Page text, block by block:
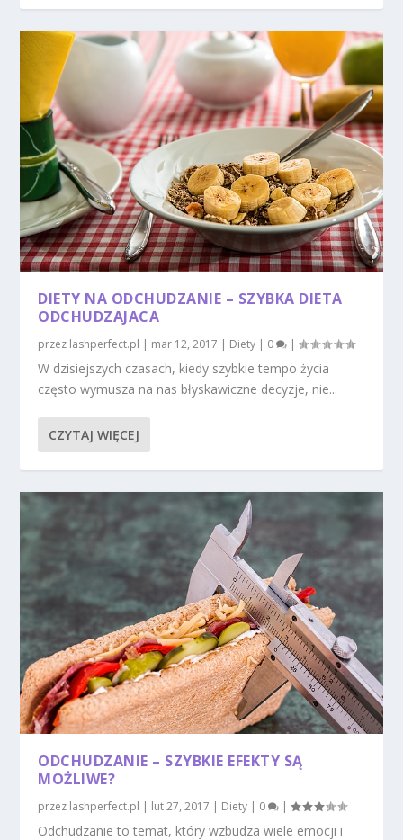
DIETY NA ODCHUDZANIE – SZYBKA DIETA
ODCHUDZAJACA
przez lashperfect.pl | mar 12, 2017 | Diety | 0 |
W dzisiejszych czasach, kiedy szybkie tempo życia
często wymusza na nas błyskawiczne decyzje, nie...
CZYTAJ WIĘCEJ
ODCHUDZANIE – SZYBKIE EFEKTY SĄ
MOŻLIWE?
przez lashperfect.pl | lut 27, 2017 | Diety | 0 |
Odchudzanie to temat, który wzbudza wiele emocji i